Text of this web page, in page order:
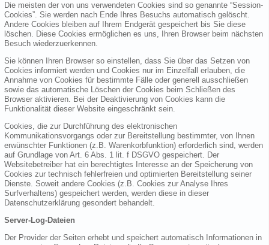
Die meisten der von uns verwendeten Cookies sind so genannte “Session-
Cookies”. Sie werden nach Ende Ihres Besuchs automatisch gelöscht.
Andere Cookies bleiben auf Ihrem Endgerät gespeichert bis Sie diese
löschen. Diese Cookies ermöglichen es uns, Ihren Browser beim nächsten
Besuch wiederzuerkennen.
Sie können Ihren Browser so einstellen, dass Sie über das Setzen von
Cookies informiert werden und Cookies nur im Einzelfall erlauben, die
Annahme von Cookies für bestimmte Fälle oder generell ausschließen
sowie das automatische Löschen der Cookies beim Schließen des
Browser aktivieren. Bei der Deaktivierung von Cookies kann die
Funktionalität dieser Website eingeschränkt sein.
Cookies, die zur Durchführung des elektronischen
Kommunikationsvorgangs oder zur Bereitstellung bestimmter, von Ihnen
erwünschter Funktionen (z.B. Warenkorbfunktion) erforderlich sind, werden
auf Grundlage von Art. 6 Abs. 1 lit. f DSGVO gespeichert. Der
Websitebetreiber hat ein berechtigtes Interesse an der Speicherung von
Cookies zur technisch fehlerfreien und optimierten Bereitstellung seiner
Dienste. Soweit andere Cookies (z.B. Cookies zur Analyse Ihres
Surfverhaltens) gespeichert werden, werden diese in dieser
Datenschutzerklärung gesondert behandelt.
Server-Log-Dateien
Der Provider der Seiten erhebt und speichert automatisch Informationen in